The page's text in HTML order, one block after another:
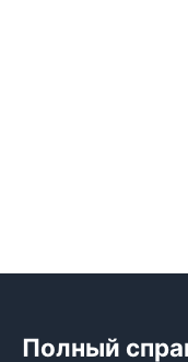
Полный